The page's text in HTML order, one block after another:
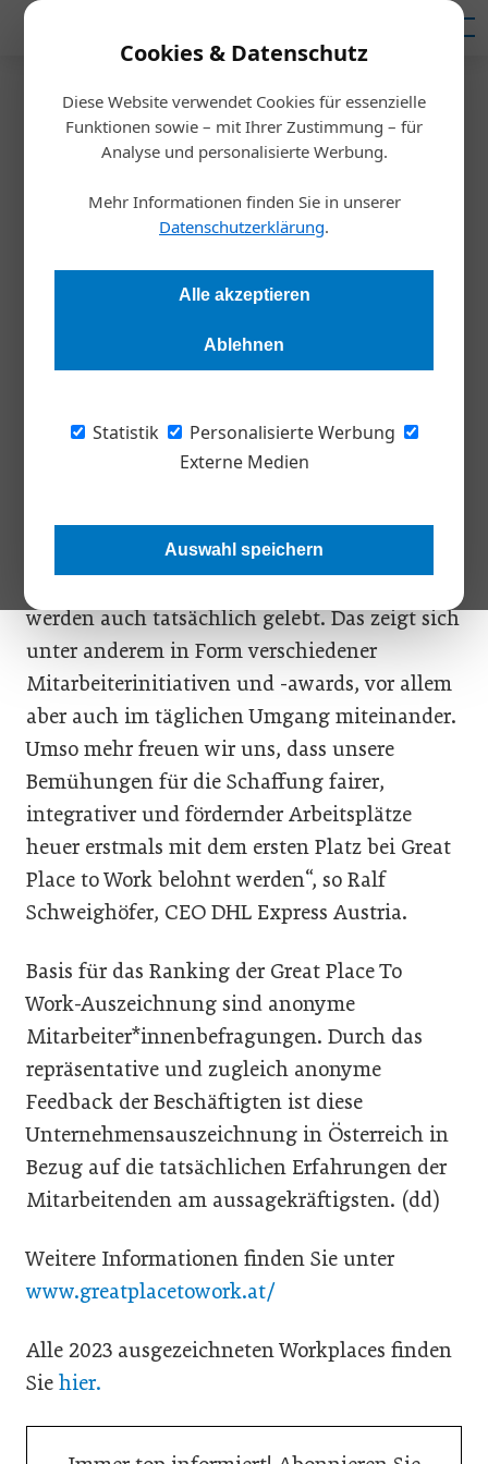
Cookies & Datenschutz
Diese Website verwendet Cookies für essenzielle
Funktionen sowie – mit Ihrer Zustimmung – für
Analyse und personalisierte Werbung.
Mehr Informationen finden Sie in unserer
Datenschutzerklärung.
Alle akzeptieren
Ablehnen
Statistik
Personalisierte Werbung
Externe Medien
Auswahl speichern
Startseite/Meldungen
Great Place To Work
Einer der beste Arbeitgeber
Österreichs
Redaktion Die Wirtschaft
DHL Express Austria ist der beste Arbeitgeber Österreichs in
Der Logistikkonzern DHL Express Austria
Place To Work Österreich. „Wertschätzung und
Respekt gegenüber allen Mitarbeitenden sind
werden auch tatsächlich gelebt. Das zeigt sich
unter anderem in Form verschiedener
Mitarbeiterinitiativen und -awards, vor allem
aber auch im täglichen Umgang miteinander.
Umso mehr freuen wir uns, dass unsere
Bemühungen für die Schaffung fairer,
integrativer und fördernder Arbeitsplätze
heuer erstmals mit dem ersten Platz bei Great
Place to Work belohnt werden“, so Ralf
Schweighöfer, CEO DHL Express Austria.
Basis für das Ranking der Great Place To
Work-Auszeichnung sind anonyme
Mitarbeiter*innenbefragungen. Durch das
repräsentative und zugleich anonyme
Feedback der Beschäftigten ist diese
Unternehmensauszeichnung in Österreich in
Bezug auf die tatsächlichen Erfahrungen der
Mitarbeitenden am aussagekräftigsten. (dd)
Weitere Informationen finden Sie unter
www.greatplacetowork.at/
Alle 2023 ausgezeichneten Workplaces finden
Sie hier.